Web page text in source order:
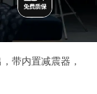
带内置减震器，